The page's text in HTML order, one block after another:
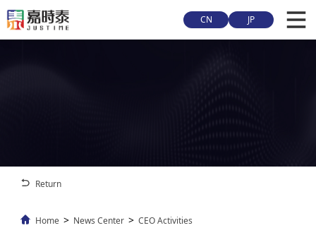
CN JP
Home > News Center > CEO Activities
Return